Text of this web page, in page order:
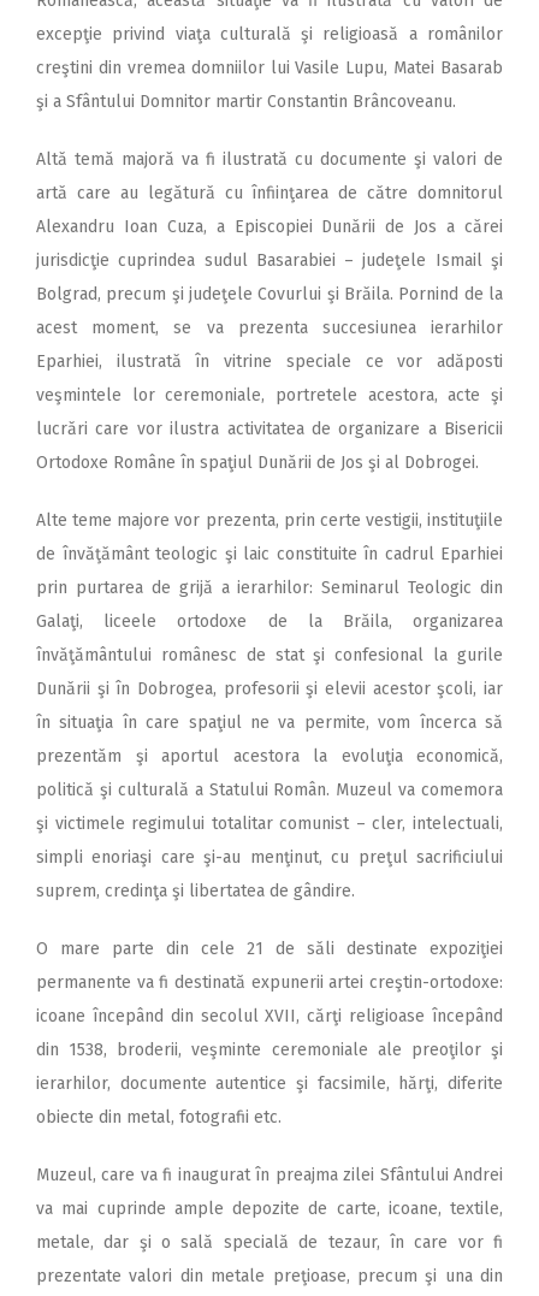
excepţie privind viaţa culturală şi religioasă a românilor
creştini din vremea domniilor lui Vasile Lupu, Matei Basarab
şi a Sfântului Domnitor martir Constantin Brâncoveanu.
Altă temă majoră va fi ilustrată cu documente şi valori de
artă care au legătură cu înfiinţarea de către domnitorul
Alexandru Ioan Cuza, a Episcopiei Dunării de Jos a cărei
jurisdicţie cuprindea sudul Basarabiei – judeţele Ismail şi
Bolgrad, precum şi judeţele Covurlui şi Brăila. Pornind de la
acest moment, se va prezenta succesiunea ierarhilor
Eparhiei, ilustrată în vitrine speciale ce vor adăposti
veşmintele lor ceremoniale, portretele acestora, acte şi
lucrări care vor ilustra activitatea de organizare a Bisericii
Ortodoxe Române în spaţiul Dunării de Jos şi al Dobrogei.
Alte teme majore vor prezenta, prin certe vestigii, instituţiile
de învăţământ teologic şi laic constituite în cadrul Eparhiei
prin purtarea de grijă a ierarhilor: Seminarul Teologic din
Galaţi, liceele ortodoxe de la Brăila, organizarea
învăţământului românesc de stat şi confesional la gurile
Dunării şi în Dobrogea, profesorii şi elevii acestor şcoli, iar
în situaţia în care spaţiul ne va permite, vom încerca să
prezentăm şi aportul acestora la evoluţia economică,
politică şi culturală a Statului Român. Muzeul va comemora
şi victimele regimului totalitar comunist – cler, intelectuali,
simpli enoriaşi care şi-au menţinut, cu preţul sacrificiului
suprem, credinţa şi libertatea de gândire.
O mare parte din cele 21 de săli destinate expoziţiei
permanente va fi destinată expunerii artei creştin-ortodoxe:
icoane începând din secolul XVII, cărţi religioase începând
din 1538, broderii, veşminte ceremoniale ale preoţilor şi
ierarhilor, documente autentice şi facsimile, hărţi, diferite
obiecte din metal, fotografii etc.
Muzeul, care va fi inaugurat în preajma zilei Sfântului Andrei
va mai cuprinde ample depozite de carte, icoane, textile,
metale, dar şi o sală specială de tezaur, în care vor fi
prezentate valori din metale preţioase, precum şi una din